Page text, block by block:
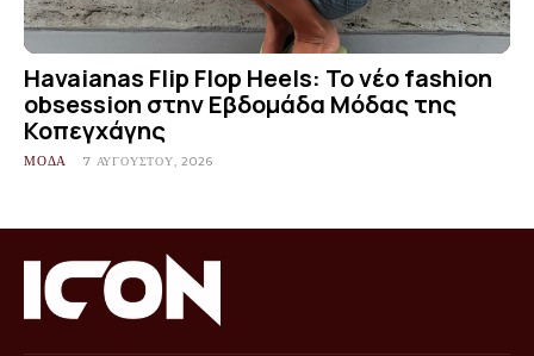
Havaianas Flip Flop Heels: Το νέο fashion
obsession στην Εβδομάδα Μόδας της
Κοπεγχάγης
ΜΟΔΑ 7 ΑΥΓΟΎΣΤΟΥ, 2026